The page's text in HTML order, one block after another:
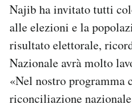
Najib ha invitato tutti
alle elezioni e la
risultato elettorale,
Nazionale avrà molto
«Nel nostro programma
riconciliazione